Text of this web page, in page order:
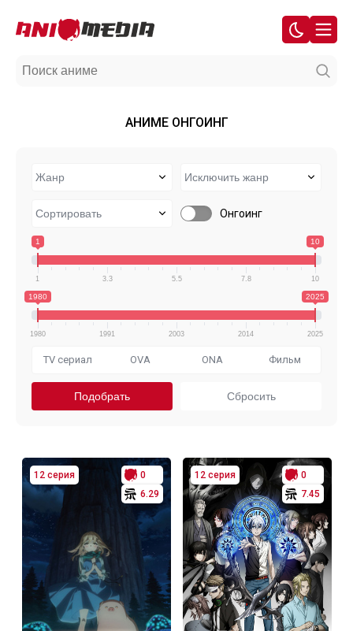
АНИМЕ ОНГОИНГ
Онгоинг
1 10
1 3.3 5.5 7.8 10
1980 2025
1980 1991 2003 2014 2025
TV сериал OVA ONA Фильм
12 серия
0
6.29
12 серия
0
7.45